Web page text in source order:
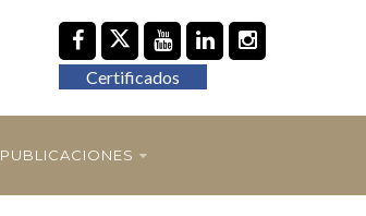
Certificados
PUBLICACIONES